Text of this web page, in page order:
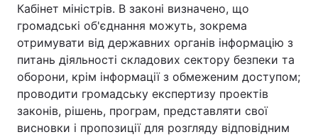
Кабінет міністрів. В законі визначено, що
громадські об'єднання можуть, зокрема
отримувати від державних органів інформацію з
питань діяльності складових сектору безпеки та
оборони, крім інформації з обмеженим доступом;
проводити громадську експертизу проектів
законів, рішень, програм, представляти свої
висновки і пропозиції для розгляду відповідним